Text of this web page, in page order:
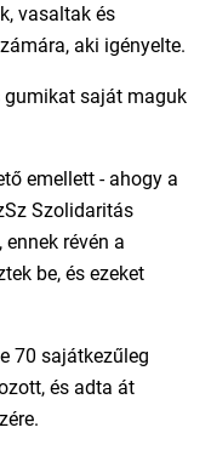
vasaltak és
aki igényelte.
gumikat saját maguk
emellett - ahogy a
Szolidaritás
révén a
be, és ezeket
70 sajátkezűleg
és adta át